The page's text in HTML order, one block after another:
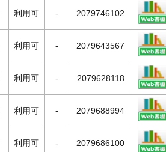
利用可 - 2079746102
利用可 - 2079643567
利用可 - 2079628118
利用可 - 2079688994
利用可 - 2079686100